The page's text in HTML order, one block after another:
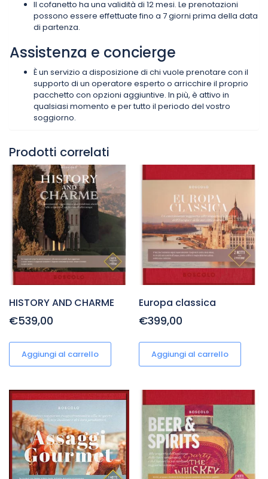
Il cofanetto ha una validità di 12 mesi. Le prenotazioni
possono essere effettuate fino a 7 giorni prima della data
di partenza.
Assistenza e concierge
È un servizio a disposizione di chi vuole prenotare con il
supporto di un operatore esperto o arricchire il proprio
pacchetto con opzioni aggiuntive. In più, è attivo in
qualsiasi momento e per tutto il periodo del vostro
soggiorno.
Prodotti correlati
HISTORY AND CHARME
€539,00
Aggiungi al carrello
Europa classica
€399,00
Aggiungi al carrello